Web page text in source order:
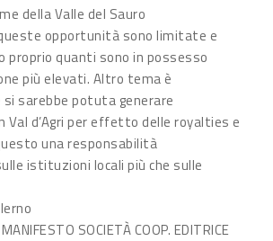
della Valle del Sauro
opportunità sono limitate e
proprio quanti sono in possesso
più elevati. Altro tema è
si sarebbe potuta generare
d’Agri per effetto delle royalties e
una responsabilità
istituzioni locali più che sulle
SOCIETÀ COOP. EDITRICE